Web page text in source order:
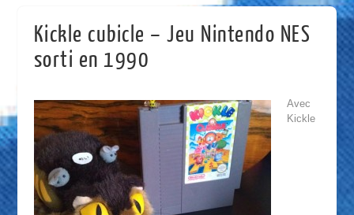
Kickle cubicle – Jeu Nintendo NES
sorti en 1990
Avec
Kickle